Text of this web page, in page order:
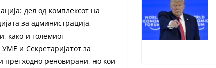
дел од комплексот на
за администрација,
како и големиот
и Секретаријатот за
претходно реновирани, но кои